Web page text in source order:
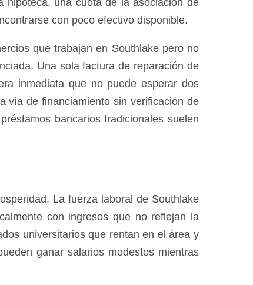
hipoteca, una cuota de la asociación de
con poco efectivo disponible.
que trabajan en Southlake pero no
Una sola factura de reparación de
inmediata que no puede esperar dos
vía de financiamiento sin verificación de
bancarios tradicionales suelen
La fuerza laboral de Southlake
con ingresos que no reflejan la
universitarios que rentan en el área y
ganar salarios modestos mientras